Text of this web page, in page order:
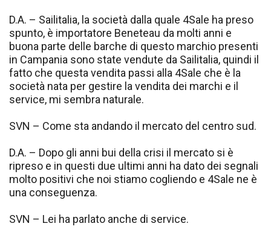
D.A. – Sailitalia, la società dalla quale 4Sale ha preso
spunto, è importatore Beneteau da molti anni e
buona parte delle barche di questo marchio presenti
in Campania sono state vendute da Sailitalia, quindi il
fatto che questa vendita passi alla 4Sale che è la
società nata per gestire la vendita dei marchi e il
service, mi sembra naturale.
SVN – Come sta andando il mercato del centro sud.
D.A. – Dopo gli anni bui della crisi il mercato si è
ripreso e in questi due ultimi anni ha dato dei segnali
molto positivi che noi stiamo cogliendo e 4Sale ne è
una conseguenza.
SVN – Lei ha parlato anche di service.